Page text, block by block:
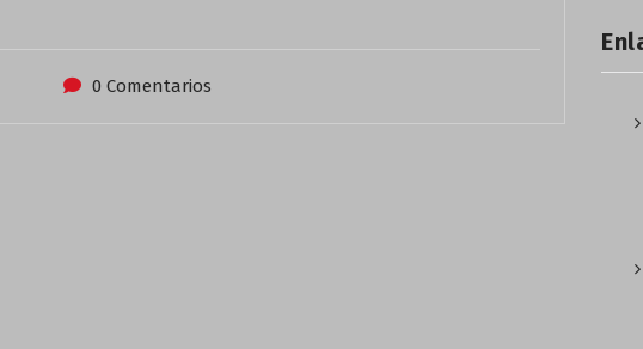
0 Comentarios